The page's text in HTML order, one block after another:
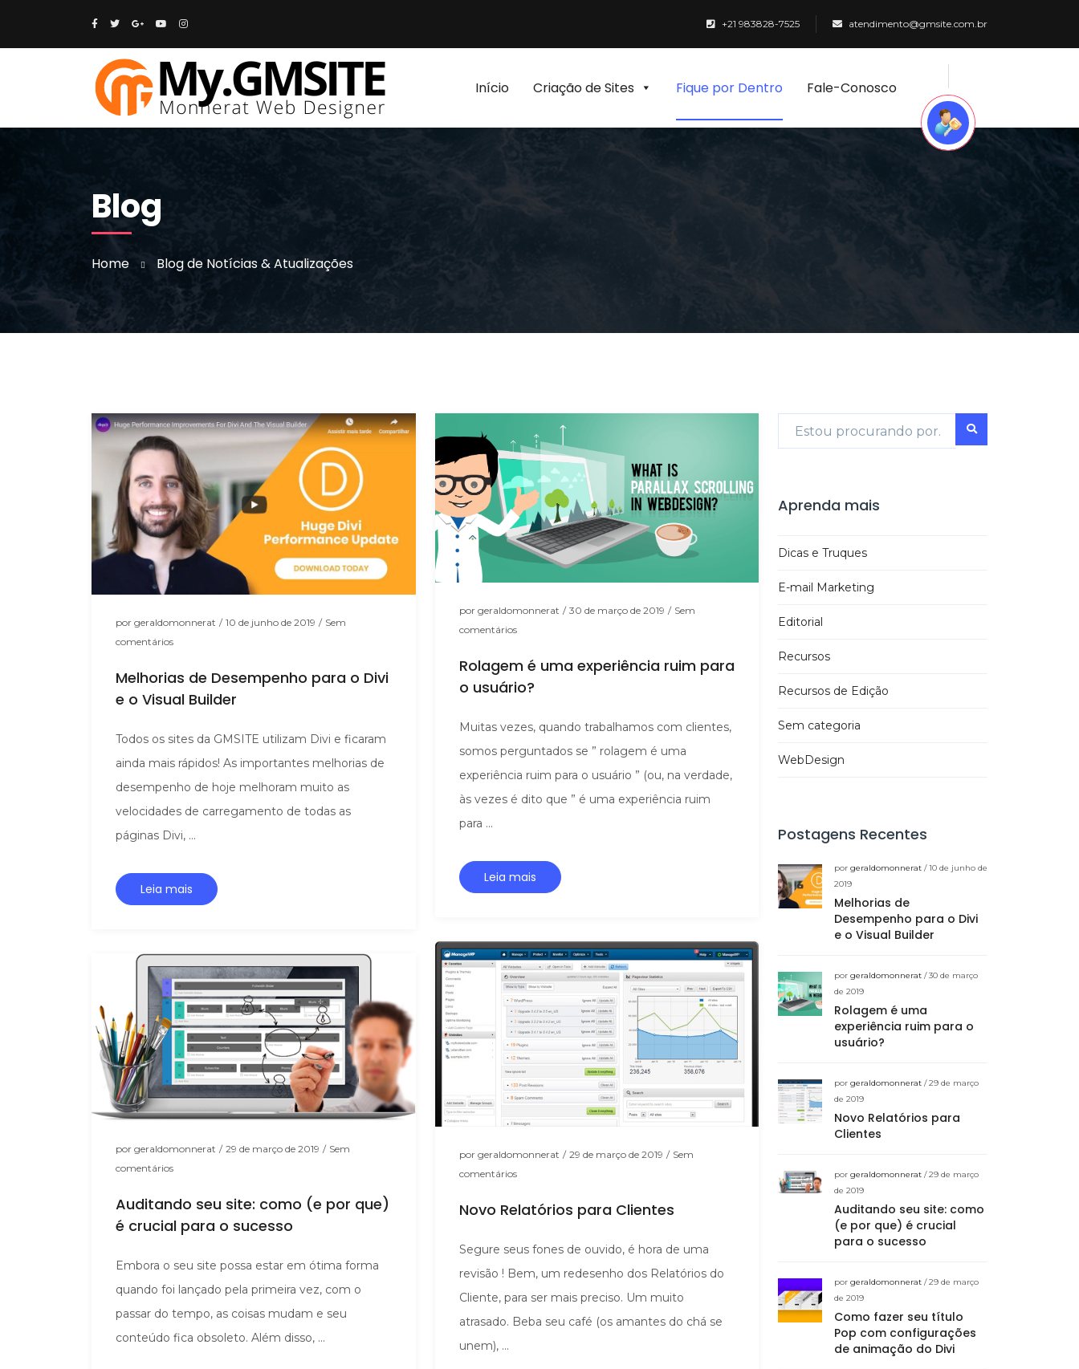
+21 983828-7525 atendimento@gmsite.com.br
Início Criação de Sites Fique por Dentro Fale-Conosco
Blog
Home Blog de Notícias & Atualizações
por geraldomonnerat / 10 de junho de 2019 / Sem
comentários
Melhorias de Desempenho para o Divi
e o Visual Builder
Todos os sites da GMSITE utilizam Divi e ficaram
ainda mais rápidos! As importantes melhorias de
desempenho de hoje melhoram muito as
velocidades de carregamento de todas as
páginas Divi, ...
Leia mais
por geraldomonnerat / 30 de março de 2019 / Sem
comentários
Rolagem é uma experiência ruim para
o usuário?
Muitas vezes, quando trabalhamos com clientes,
somos perguntados se ” rolagem é uma
experiência ruim para o usuário ” (ou, na verdade,
às vezes é dito que ” é uma experiência ruim
para ...
Leia mais
por geraldomonnerat / 29 de março de 2019 / Sem
comentários
Novo Relatórios para Clientes
Segure seus fones de ouvido, é hora de uma
revisão ! Bem, um redesenho dos Relatórios do
Cliente, para ser mais preciso. Um muito
atrasado. Beba seu café (os amantes do chá se
unem), ...
por geraldomonnerat / 29 de março de 2019 / Sem
comentários
Auditando seu site: como (e por que)
é crucial para o sucesso
Embora o seu site possa estar em ótima forma
quando foi lançado pela primeira vez, com o
passar do tempo, as coisas mudam e seu
conteúdo fica obsoleto. Além disso, ...
Aprenda mais
Dicas e Truques
E-mail Marketing
Editorial
Recursos
Recursos de Edição
Sem categoria
WebDesign
Postagens Recentes
por geraldomonnerat / 10 de junho de
2019
Melhorias de
Desempenho para o Divi
e o Visual Builder
por geraldomonnerat / 30 de março
de 2019
Rolagem é uma
experiência ruim para o
usuário?
por geraldomonnerat / 29 de março
de 2019
Novo Relatórios para
Clientes
por geraldomonnerat / 29 de março
de 2019
Auditando seu site: como
(e por que) é crucial
para o sucesso
por geraldomonnerat / 29 de março
de 2019
Como fazer seu título
Pop com configurações
de animação do Divi